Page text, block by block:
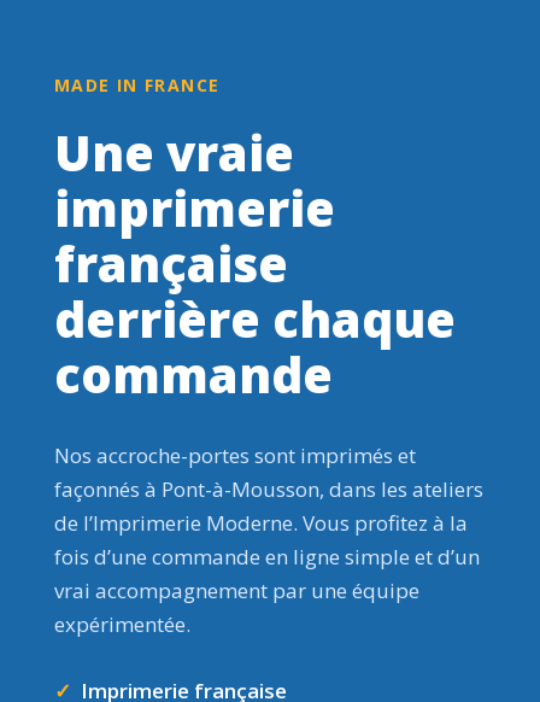
MADE IN FRANCE
Une vraie
imprimerie
française
derrière chaque
commande
Nos accroche-portes sont imprimés et
façonnés à Pont-à-Mousson, dans les ateliers
de l’Imprimerie Moderne. Vous profitez à la
fois d’une commande en ligne simple et d’un
vrai accompagnement par une équipe
expérimentée.
✓ Imprimerie française